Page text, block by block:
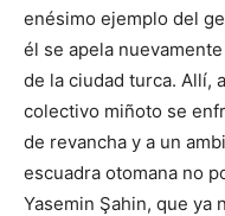
enésimo ejemplo del
él se apela
de la ciudad turca. Allí,
colectivo miñoto se
de revancha y a un
escuadra otomana no
Yasemin Şahin, que ya